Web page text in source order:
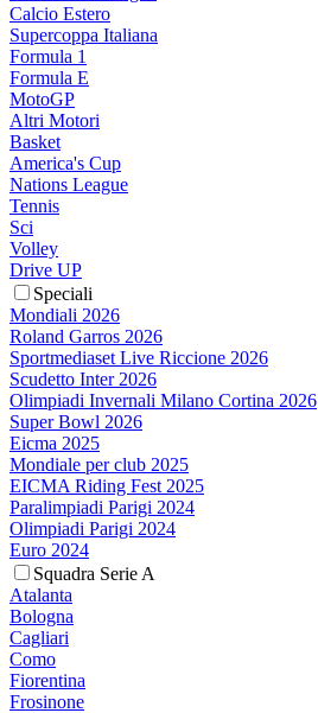
Calcio Estero
Supercoppa Italiana
Formula 1
Formula E
MotoGP
Altri Motori
Basket
America's Cup
Nations League
Tennis
Sci
Volley
Drive UP
Speciali
Mondiali 2026
Roland Garros 2026
Sportmediaset Live Riccione 2026
Scudetto Inter 2026
Olimpiadi Invernali Milano Cortina 2026
Super Bowl 2026
Eicma 2025
Mondiale per club 2025
EICMA Riding Fest 2025
Paralimpiadi Parigi 2024
Olimpiadi Parigi 2024
Euro 2024
Squadra Serie A
Atalanta
Bologna
Cagliari
Como
Fiorentina
Frosinone